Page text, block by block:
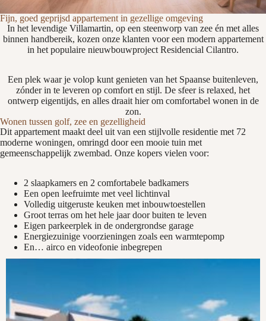
Fijn, goed geprijsd appartement in gezellige omgeving
In het levendige Villamartin, op een steenworp van zee én met alles
binnen handbereik, kozen onze klanten voor een modern appartement
in het populaire nieuwbouwproject Residencial Cilantro.
Een plek waar je volop kunt genieten van het Spaanse buitenleven,
zónder in te leveren op comfort en stijl. De sfeer is relaxed, het
ontwerp eigentijds, en alles draait hier om comfortabel wonen in de
zon.
Wonen tussen golf, zee en gezelligheid
Dit appartement maakt deel uit van een stijlvolle residentie met 72
moderne woningen, omringd door een mooie tuin met
gemeenschappelijk zwembad. Onze kopers vielen voor:
2 slaapkamers en 2 comfortabele badkamers
Een open leefruimte met veel lichtinval
Volledig uitgeruste keuken met inbouwtoestellen
Groot terras om het hele jaar door buiten te leven
Eigen parkeerplek in de ondergrondse garage
Energiezuinige voorzieningen zoals een warmtepomp
En… airco en videofonie inbegrepen